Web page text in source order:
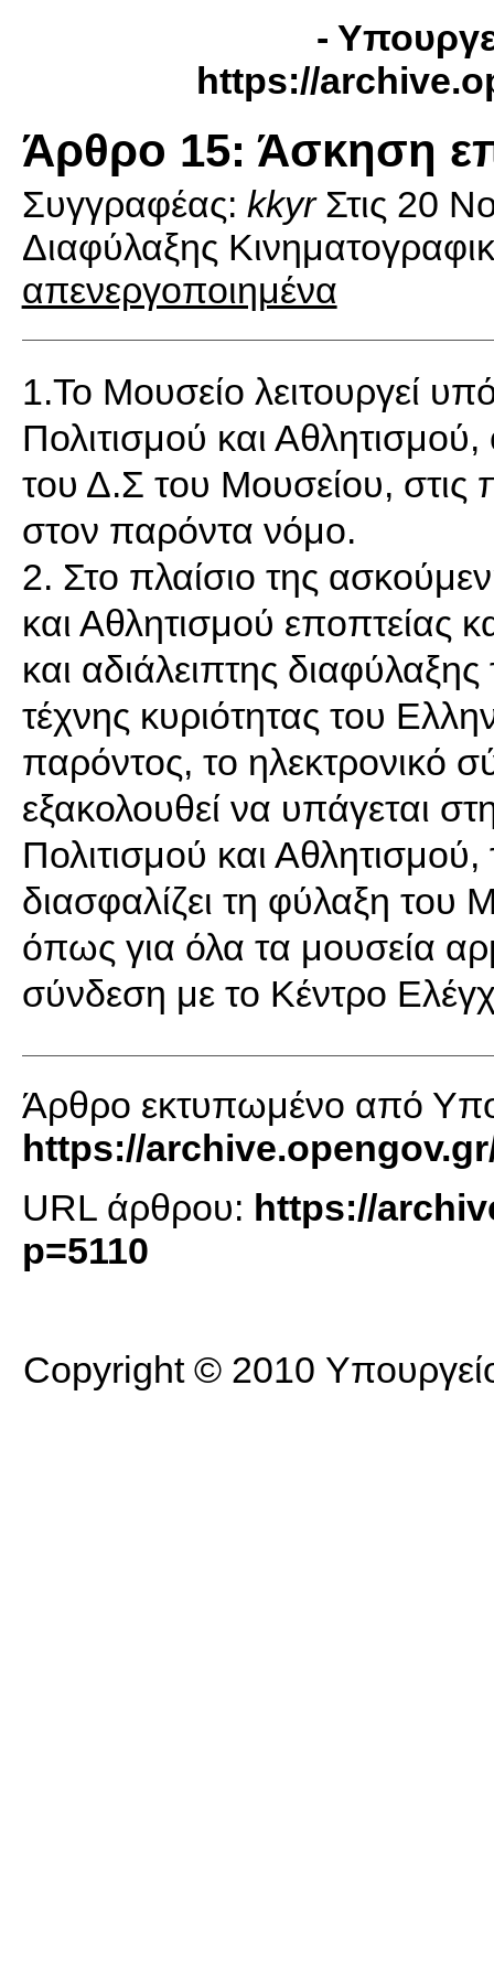
-
https://
Άρθρο 15: Άσκηση
Συγγραφέας: kkyrΣτις 20
Διαφύλαξης
απενεργοποιημένα
1.Το Μουσείο λειτουργεί
Πολιτισμού και Αθλητισμού,
του Δ.Σ του Μουσείου, στις
στον παρόντα νόμο.
2. Στο πλαίσιο της
και Αθλητισμού εποπτείας
και αδιάλειπτης
τέχνης κυριότητας του
παρόντος, το ηλεκτρονικό
εξακολουθεί να υπάγεται
Πολιτισμού και
διασφαλίζει τη φύλαξη του
όπως για όλα τα μουσεία
σύνδεση με το Κέντρο
Άρθρο εκτυπωμένο από
https://
URL άρθρου: https://
p=5110
Copyright © 2010